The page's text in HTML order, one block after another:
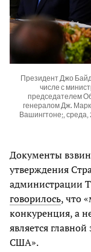
Президент Джо
числе с
председателем
генералом Дж.
Вашингтоне;, среда,
Документы
утверждения
администрации
говорилось, что
конкуренция, а
является
США».